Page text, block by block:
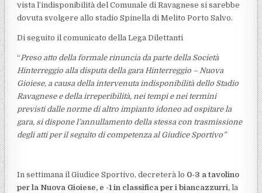
vista l’indisponibilità del Comunale di Ravagnese si sarebbe
dovuta svolgere allo stadio Spinella di Melito Porto Salvo.
Di seguito il comunicato della Lega Dilettanti
“Preso atto della formale rinuncia da parte della Società
Hinterreggio alla disputa della gara Hinterreggio – Nuova
Gioiese, a causa della intervenuta indisponibilità dello Stadio
Ravagnese e della irreperibilità, nei tempi e nei termini
previsti dalle norme di altro impianto idoneo ad ospitare la
gara, si dispone l’annullamento della stessa con trasmissione
degli atti per il seguito di competenza al Giudice Sportivo”
In settimana il Giudice Sportivo, decreterà lo 0-3 a tavolino
per la Nuova Gioiese, e -1 in classifica per i biancazzurri, la